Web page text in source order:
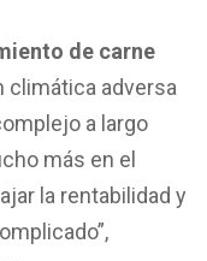
de carne
climática adversa
a largo
más en el
la rentabilidad y